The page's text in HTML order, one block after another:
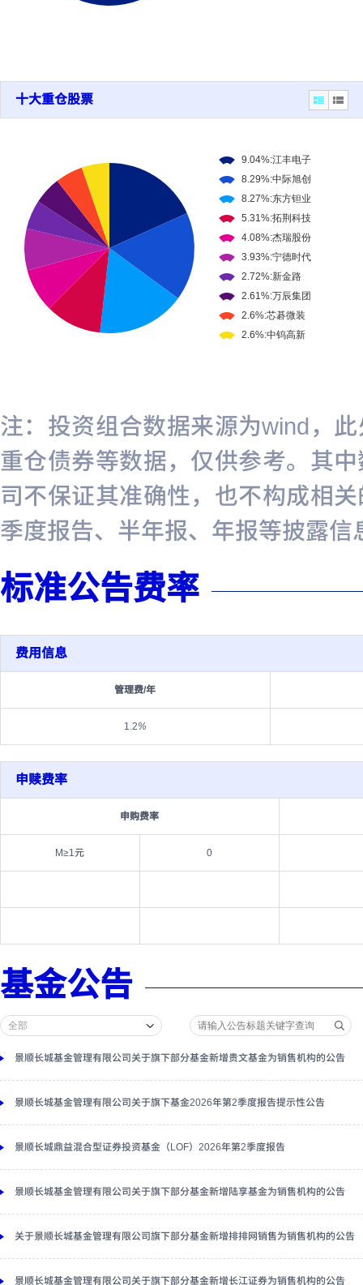
十大重仓股票
注：投资组合数据来源为wind，
重仓债券等数据，仅供参考。其
司不保证其准确性，也不构成相
季度报告、半年报、年报等披露信
标准公告费率
费用信息
管理费/年
1.2%
申赎费率
申购费率
M≥1元 0
基金公告
景顺长城基金管理有限公司关于旗下部分基金新增贵文基金为销售机构的公告
景顺长城基金管理有限公司关于旗下基金2026年第2季度报告提示性公告
景顺长城鼎益混合型证券投资基金（LOF）2026年第2季度报告
景顺长城基金管理有限公司关于旗下部分基金新增陆享基金为销售机构的公告
关于景顺长城基金管理有限公司旗下部分基金新增排排网销售为销售机构的公告
景顺长城基金管理有限公司关于旗下部分基金新增长江证券为销售机构的公告